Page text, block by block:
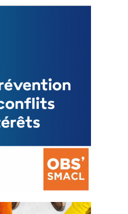
local
des conflits